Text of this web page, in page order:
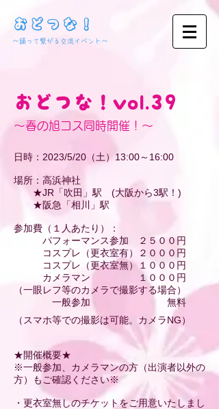
おどつな！
​～踊って繋がる交流イベント～
おどつな！vol.39
～春の旭コス同時開催！～
日時：2023/5/20（土）13:00～16:00
場所：高浜神社
★JR「吹田」駅 (大阪から3駅！)
★阪急「相川」駅
参加費（１人あたり）：
パフォーマンス参加 ２５００円
コスプレ（更衣室有）２０００円
コスプレ（更衣室無）１０００円
カメラマン １０００円
（一眼レフ等のカメラで撮影する場合）
一般参加 無料​
（スマホ等での撮影は可能。カメラNG）
★開催概要★
※一般参加、カメラマンの方（出演者以外の
方）もご確認ください※
・更衣室無しのチケットをご用意いたしまし